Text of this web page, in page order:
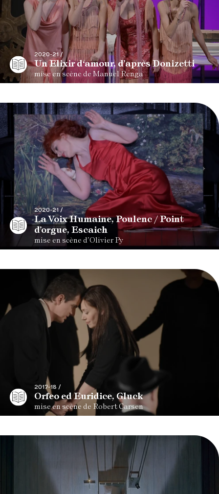
2020-21 /
Un Elixir d‘amour, d’après Donizetti
mise en scène de Manuel Renga
2020-21 /
La Voix Humaine, Poulenc / Point
d’orgue, Escaich
mise en scène d’Olivier Py
2017-18 /
Orfeo ed Euridice, Gluck
mise en scène de Robert Carsen